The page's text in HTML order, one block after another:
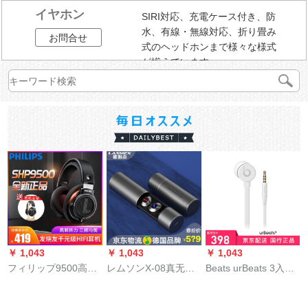
イヤホン
お問合せ
SIRI対応、充電ケース付き、防
水、有線・無線対応、折り畳み
式のヘッドホンまで様々な様式
が揃えています。
￥ 1,043
フィリップ9500高保
￥ 1,043
レムソンX-08真无线
￥ 1,043
Beats urBeats 3入耳